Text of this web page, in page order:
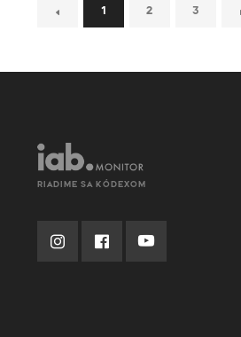
1 2 3
RIADIME SA KÓDEXOM